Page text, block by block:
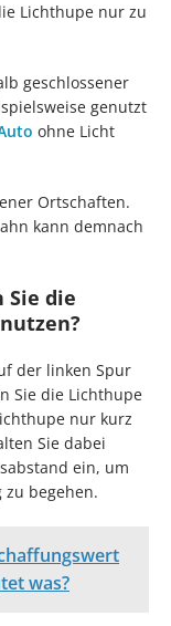
Lichthupe nur zu
geschlossener
genutzt
ohne Licht
Ortschaften.
kann demnach
die
der linken Spur
Sie die Lichthupe
nur kurz
Sie dabei
ein, um
begehen.
was?